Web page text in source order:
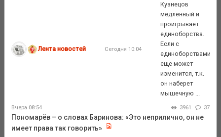
Лента новостей Сегодня 10:04
Кузнецов
медленный и
проигрывает
единоборства.
Если с
единоборствами
еще может
изменится, т.к.
он наберет
мышечную ...
Вчера 08:54 3961 37
Пономарёв – о словах Баринова: «Это неприлично, он не
имеет права так говорить»